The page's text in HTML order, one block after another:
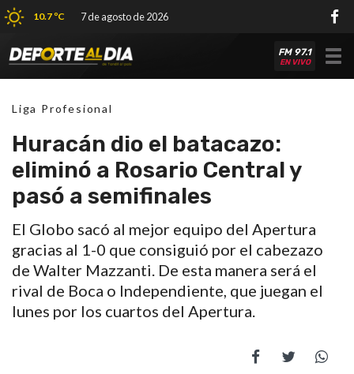
10.7 ºC 7 de agosto de 2026
FM 97.1
EN VIVO
Liga Profesional
Huracán dio el batacazo:
eliminó a Rosario Central y
pasó a semifinales
El Globo sacó al mejor equipo del Apertura
gracias al 1-0 que consiguió por el cabezazo
de Walter Mazzanti. De esta manera será el
rival de Boca o Independiente, que juegan el
lunes por los cuartos del Apertura.